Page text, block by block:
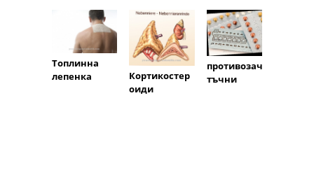
Топлинна
лепенка
Кортикостер
оиди
противозача
тъчни